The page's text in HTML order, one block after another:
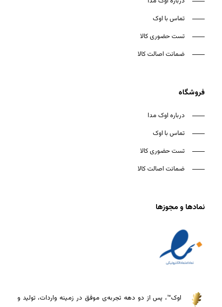
تماس با اوک
تست حضوری کالا
ضمانت اصالت کالا
فروشگاه
درباره اوک مدا
تماس با اوک
تست حضوری کالا
ضمانت اصالت کالا
نمادها و مجوزها
اوک™، پس از دو دهه تجربه‌ی موفق در زمینه واردات، تولید و